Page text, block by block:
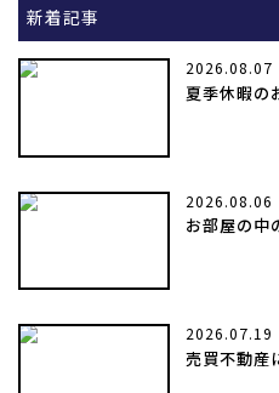
新着記事
2026.08.07
夏季休暇の
2026.08.06
お部屋の中
2026.07.19
売買不動産